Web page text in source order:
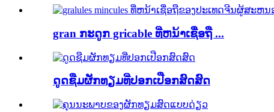
gran ກະດູກ gricable ທີ່ຫນ້າເຊື່ອຖື ...
ດູດຊືມຜັກທຽມທີ່ປອກເປືອກສົດສົດ